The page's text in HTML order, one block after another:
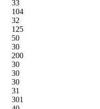
33
104
32
125
50
30
200
30
30
30
31
301